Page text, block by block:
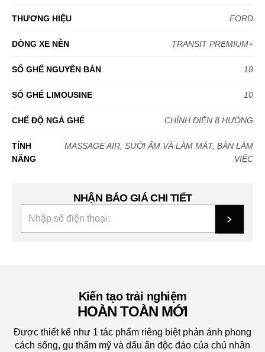
THƯƠNG HIỆU FORD
DÒNG XE NỀN TRANSIT PREMIUM+
SỐ GHẾ NGUYÊN BẢN 18
SỐ GHẾ LIMOUSINE 10
CHẾ ĐỘ NGẢ GHẾ CHỈNH ĐIỆN 8 HƯỚNG
TÍNH
NĂNG
MASSAGE AIR, SƯỞI ẤM VÀ LÀM MÁT, BÀN LÀM
VIỆC
NHẬN BÁO GIÁ CHI TIẾT
Kiến tạo trải nghiệm
HOÀN TOÀN MỚI
Được thiết kế như 1 tác phẩm riêng biệt phản ánh phong
cách sống, gu thẩm mỹ và dấu ấn độc đáo của chủ nhân